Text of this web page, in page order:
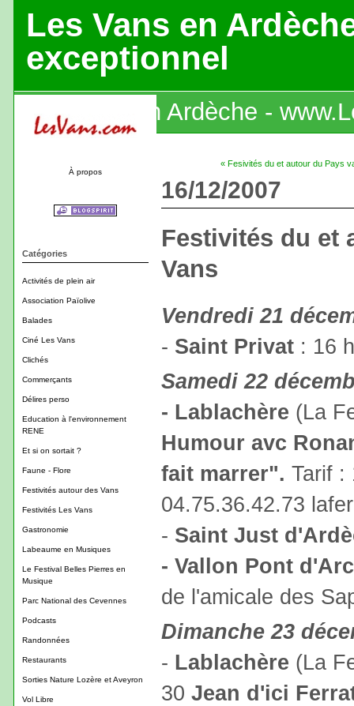
Les Vans en
exceptionnel
Les Vans en Ardèche -
À propos
Catégories
Activités de plein air
Association Païolive
Balades
Ciné Les Vans
Clichés
Commerçants
Délires perso
Education à l'environnement
RENE
Et si on sortait ?
Faune - Flore
Festivités autour des Vans
Festivités Les Vans
Gastronomie
Labeaume en Musiques
Le Festival Belles Pierres en
Musique
Parc National des Cevennes
Podcasts
Randonnées
Restaurants
Sorties Nature Lozère et Aveyron
Vol Libre
« Fesivités du et autour du Pays
16/12/2007
Festivités du et
Vans
Vendredi 21
- Saint Privat : 16
Samedi 22
- Lablachère (La
Humour avc
fait marrer". Tarif :
04.75.36.42.73
- Saint Just
- Vallon Pont d'Arc
de l'amicale des
Dimanche 23
- Lablachère (La
30 Jean d'ici